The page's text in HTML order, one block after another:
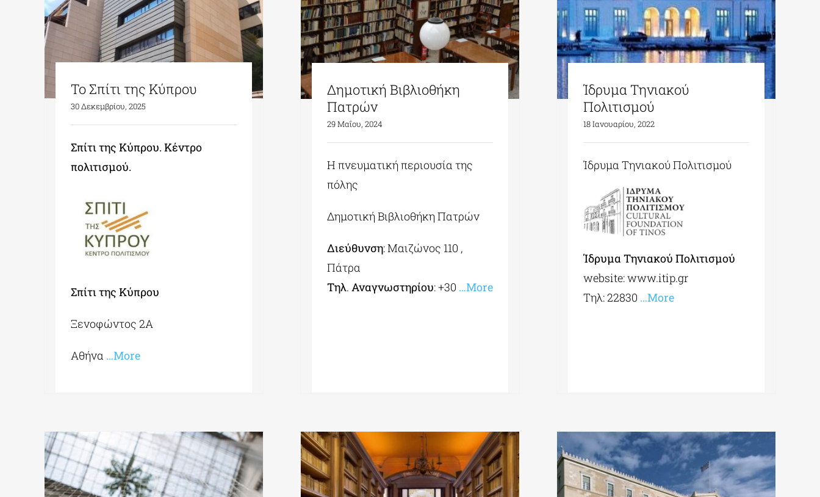
Το Σπίτι της Κύπρου
30 Δεκεμβρίου, 2025
Σπίτι της Κύπρου. Κέντρο
πολιτισμού.
Σπίτι της Κύπρου
Ξενοφώντος 2Α
Αθήνα …More
Δημοτική Βιβλιοθήκη
Πατρών
29 Μαΐου, 2024
Η πνευματική περιουσία της
πόλης
Δημοτική Βιβλιοθήκη Πατρών
Διεύθυνση: Μαιζώνος 110 ,
Πάτρα
Τηλ. Αναγνωστηρίου: +30 …More
Ίδρυμα Τηνιακού
Πολιτισμού
18 Ιανουαρίου, 2022
Ίδρυμα Τηνιακού Πολιτισμού
Ίδρυμα Τηνιακού Πολιτισμού
website: www.itip.gr
Tηλ: 22830 …More